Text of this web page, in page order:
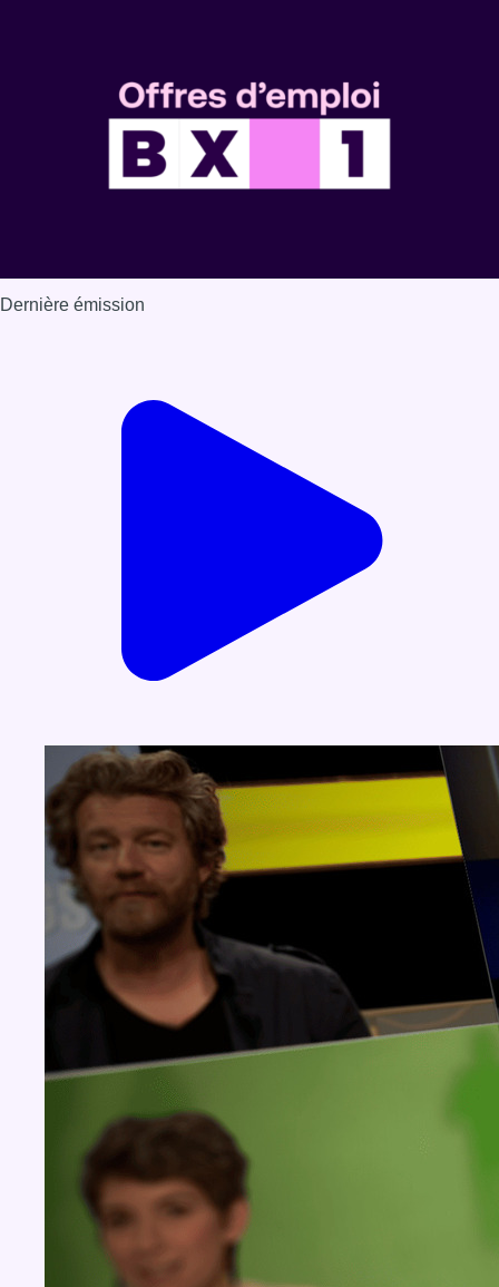
Dernière émission